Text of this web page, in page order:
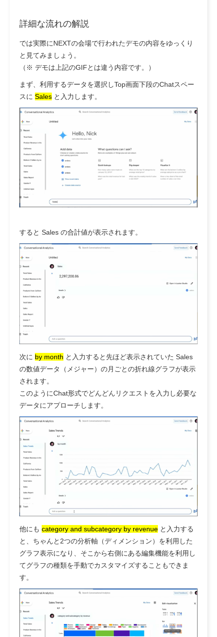
詳細な流れの解説
では実際にNEXTの会場で行われたデモの内容をゆっくり
と見てみましょう。
（※ デモは上記のGIFとは違う内容です。）
まず、利用するデータを選択しTop画面下段のChatスペー
スに Sales と入力します。
すると Sales の合計値が表示されます。
次に by month と入力すると先ほど表示されていた Sales
の数値データ（メジャー）の月ごとの折れ線グラフが表示
されます。
このようにChat形式でどんどんリクエストを入力し必要な
データにアプローチします。
他にも category and subcategory by revenue と入力する
と、ちゃんと2つの分析軸（ディメンション）を利用した
グラフ表示になり、そこから右側にある編集機能を利用し
てグラフの種類を手動でカスタマイズすることもできま
す。